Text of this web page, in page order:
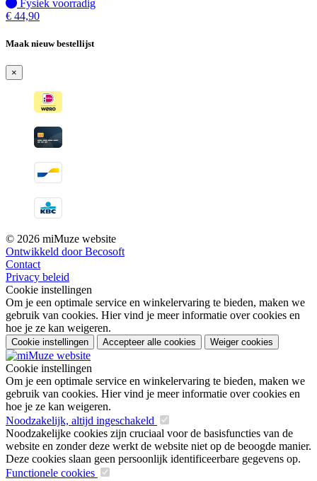
Fysiek voorradig
Fysiek voorradig
€ 44,90
Maak nieuw bestellijst
×
© 2026 miMuze website
Ontwikkeld door Becosoft
Contact
Privacy beleid
Cookie instellingen
Om je een optimale service en winkelervaring te bieden, maken we
gebruik van cookies. Hier vind je meer informatie over cookies en
hoe je ze kan weigeren.
Cookie instellingen Accepteer alle cookies Weiger cookies
Cookie instellingen
Om je een optimale service en winkelervaring te bieden, maken we
gebruik van cookies. Hier vind je meer informatie over cookies en
hoe je ze kan weigeren.
Noodzakelijk, altijd ingeschakeld
Noodzakelijke cookies zijn cruciaal voor de basisfuncties van de
website en zonder deze werkt de website niet op de beoogde manier.
Deze cookies slaan geen persoonlijk identificeerbare gegevens op.
Functionele cookies